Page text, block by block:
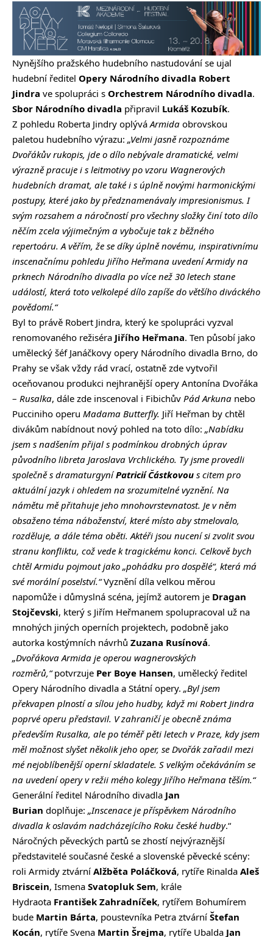
Nynějšího pražského hudebního nastudování se ujal
hudební ředitel Opery Národního divadla Robert
Jindra ve spolupráci s Orchestrem Národního divadla.
Sbor Národního divadla připravil Lukáš Kozubík.
Z pohledu Roberta Jindry oplývá Armida obrovskou
paletou hudebního výrazu: „Velmi jasně rozpoznáme
Dvořákův rukopis, jde o dílo nebývale dramatické, velmi
výrazně pracuje i s leitmotivy po vzoru Wagnerových
hudebních dramat, ale také i s úplně novými harmonickými
postupy, které jako by předznamenávaly impresionismus. I
svým rozsahem a náročností pro všechny složky činí toto dílo
něčím zcela výjimečným a vybočuje tak z běžného
repertoáru. A věřím, že se díky úplně novému, inspirativnímu
inscenačnímu pohledu Jiřího Heřmana uvedení Armidy na
prknech Národního divadla po více než 30 letech stane
událostí, která toto velkolepé dílo zapíše do většího diváckého
povědomí.“
Byl to právě Robert Jindra, který ke spolupráci vyzval
renomovaného režiséra Jiřího Heřmana. Ten působí jako
umělecký šéf Janáčkovy opery Národního divadla Brno, do
Prahy se však vždy rád vrací, ostatně zde vytvořil
oceňovanou produkci nejhranější opery Antonína Dvořáka
– Rusalka, dále zde inscenoval i Fibichův Pád Arkuna nebo
Pucciniho operu Madama Butterfly. Jiří Heřman by chtěl
divákům nabídnout nový pohled na toto dílo: „Nabídku
jsem s nadšením přijal s podmínkou drobných úprav
původního libreta Jaroslava Vrchlického. Ty jsme provedli
společně s dramaturgyníPatricií Částkovou s citem pro
aktuální jazyk i ohledem na srozumitelné vyznění. Na
námětu mě přitahuje jeho mnohovrstevnatost. Je v něm
obsaženo téma náboženství, které místo aby stmelovalo,
rozděluje, a dále téma oběti. Aktéři jsou nucení si zvolit svou
stranu konfliktu, což vede k tragickému konci. Celkově bych
chtěl Armidu pojmout jako „pohádku pro dospělé“, která má
své morální poselství.“Vyznění díla velkou měrou
napomůže i důmyslná scéna, jejímž autorem je Dragan
Stojčevski, který s Jiřím Heřmanem spolupracoval už na
mnohých jiných operních projektech, podobně jako
autorka kostýmních návrhů Zuzana Rusínová.
„Dvořákova Armida je operou wagnerovských
rozměrů,“potvrzuje Per Boye Hansen, umělecký ředitel
Opery Národního divadla a Státní opery. „Byl jsem
překvapen plností a sílou jeho hudby, když mi Robert Jindra
poprvé operu představil. V zahraničí je obecně známa
především Rusalka, ale po téměř pěti letech v Praze, kdy jsem
měl možnost slyšet několik jeho oper, se Dvořák zařadil mezi
mé nejoblíbenější operní skladatele. S velkým očekáváním se
na uvedení opery v režii mého kolegy Jiřího Heřmana těším.“
Generální ředitel Národního divadla Jan
Burian doplňuje: „Inscenace je příspěvkem Národního
divadla k oslavám nadcházejícího Roku české hudby.“
Náročných pěveckých partů se zhostí nejvýraznější
představitelé současné české a slovenské pěvecké scény:
roli Armidy ztvární Alžběta Poláčková, rytíře Rinalda Aleš
Briscein, Ismena Svatopluk Sem, krále
Hydraota František Zahradníček, rytířem Bohumírem
bude Martin Bárta, poustevníka Petra ztvární Štefan
Kocán, rytíře Svena Martin Šrejma, rytíře Ubalda Jan